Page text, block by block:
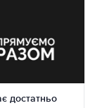
достатньо